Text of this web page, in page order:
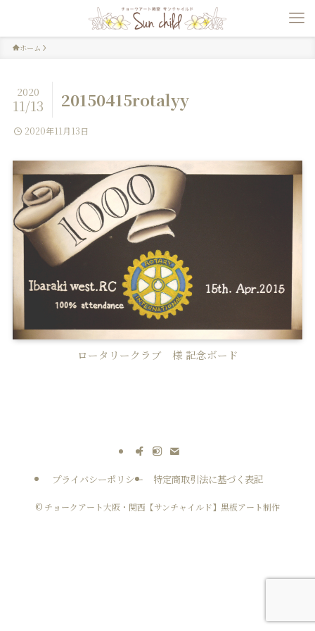
ホーム
20150415rotalyy
2020
11/13
2020年11月13日
ロータリークラブ 様 記念ボード
プライバシーポリシー 特定商取引法に基づく表記
© チョークアート大阪・関西【サンチャイルド】黒板アート制作